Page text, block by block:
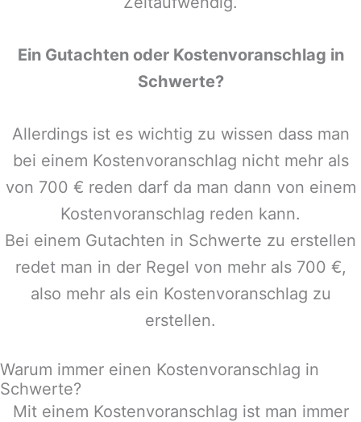
Ein Gutachten oder Kostenvoranschlag in
Schwerte?
Allerdings ist es wichtig zu wissen dass man
bei einem Kostenvoranschlag nicht mehr als
von 700 € reden darf da man dann von einem
Kostenvoranschlag reden kann.
Bei einem Gutachten in Schwerte zu erstellen
redet man in der Regel von mehr als 700 €,
also mehr als ein Kostenvoranschlag zu
erstellen.
Warum immer einen Kostenvoranschlag in
Schwerte?
Mit einem Kostenvoranschlag ist man immer